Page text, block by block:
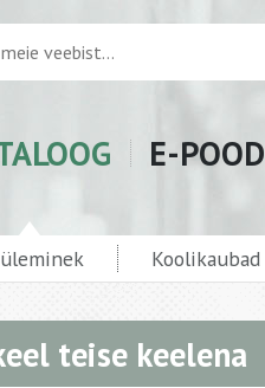
E-POOD
Koolikaubad
teise keelena